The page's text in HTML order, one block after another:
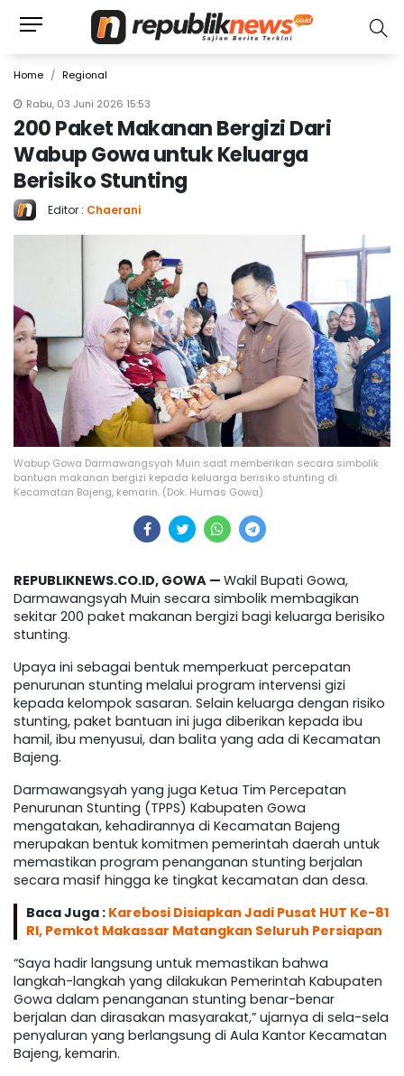
Home
Regional
Rabu, 03 Juni 2026 15:53
200 Paket Makanan Bergizi Dari
Wabup Gowa untuk Keluarga
Berisiko Stunting
Editor : Chaerani
Wabup Gowa Darmawangsyah Muin saat memberikan secara simbolik
bantuan makanan bergizi kepada keluarga berisiko stunting di
Kecamatan Bajeng, kemarin. (Dok. Humas Gowa)
REPUBLIKNEWS.CO.ID, GOWA — Wakil Bupati Gowa,
Darmawangsyah Muin secara simbolik membagikan
sekitar 200 paket makanan bergizi bagi keluarga berisiko
stunting.
Upaya ini sebagai bentuk memperkuat percepatan
penurunan stunting melalui program intervensi gizi
kepada kelompok sasaran. Selain keluarga dengan risiko
stunting, paket bantuan ini juga diberikan kepada ibu
hamil, ibu menyusui, dan balita yang ada di Kecamatan
Bajeng.
Darmawangsyah yang juga Ketua Tim Percepatan
Penurunan Stunting (TPPS) Kabupaten Gowa
mengatakan, kehadirannya di Kecamatan Bajeng
merupakan bentuk komitmen pemerintah daerah untuk
memastikan program penanganan stunting berjalan
secara masif hingga ke tingkat kecamatan dan desa.
Baca Juga : Karebosi Disiapkan Jadi Pusat HUT Ke-81
RI, Pemkot Makassar Matangkan Seluruh Persiapan
“Saya hadir langsung untuk memastikan bahwa
langkah-langkah yang dilakukan Pemerintah Kabupaten
Gowa dalam penanganan stunting benar-benar
berjalan dan dirasakan masyarakat,” ujarnya di sela-sela
penyaluran yang berlangsung di Aula Kantor Kecamatan
Bajeng, kemarin.